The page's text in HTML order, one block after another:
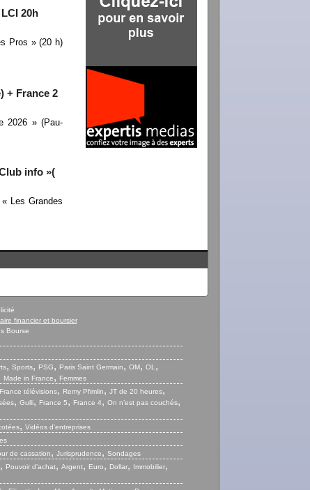
20h
Pros » (20 h)
+ France 2
2026 » (Pau-
info »(
Les Grandes
financier et boursier
Bourse
, Sports, PSG, Paris Saint Germain, OM, OL,
Made in France, Femmes
France télévisions, Remy Pfimlin, JT de 20 heures,
, Gulli, France 5, France 4, On n’est pas couchés,
, Vidéos d’entreprises
de cassation, Jurisprudence, Sondages
, Pouvoir d’achat, Argent, Euro, Dollar, Immobilier,